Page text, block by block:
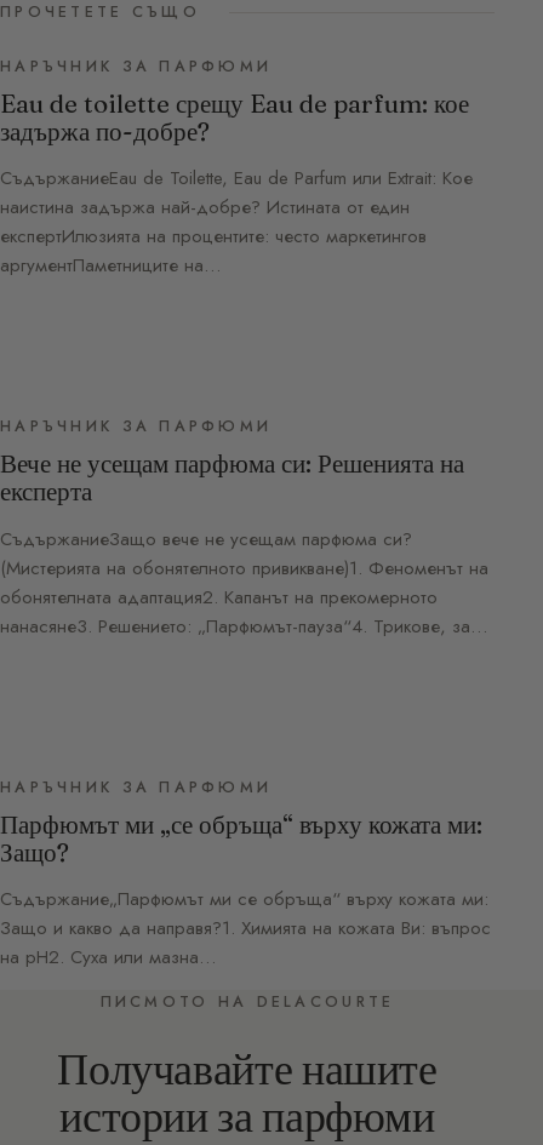
ПРОЧЕТЕТЕ СЪЩО
НАРЪЧНИК ЗА ПАРФЮМИ
Eau de toilette срещу Eau de parfum: кое
задържа по-добре?
СъдържаниеEau de Toilette, Eau de Parfum или Extrait: Кое
наистина задържа най-добре? Истината от един
експертИлюзията на процентите: често маркетингов
аргументПаметниците на…
НАРЪЧНИК ЗА ПАРФЮМИ
Вече не усещам парфюма си: Решенията на
експерта
СъдържаниеЗащо вече не усещам парфюма си?
(Мистерията на обонятелното привикване)1. Феноменът на
обонятелната адаптация2. Капанът на прекомерното
нанасяне3. Решението: „Парфюмът-пауза“4. Трикове, за…
НАРЪЧНИК ЗА ПАРФЮМИ
Парфюмът ми „се обръща“ върху кожата ми:
Защо?
Съдържание„Парфюмът ми се обръща“ върху кожата ми:
Защо и какво да направя?1. Химията на кожата Ви: въпрос
на pH2. Суха или мазна…
ПИСМОТО НА DELACOURTE
Получавайте нашите
истории за парфюми